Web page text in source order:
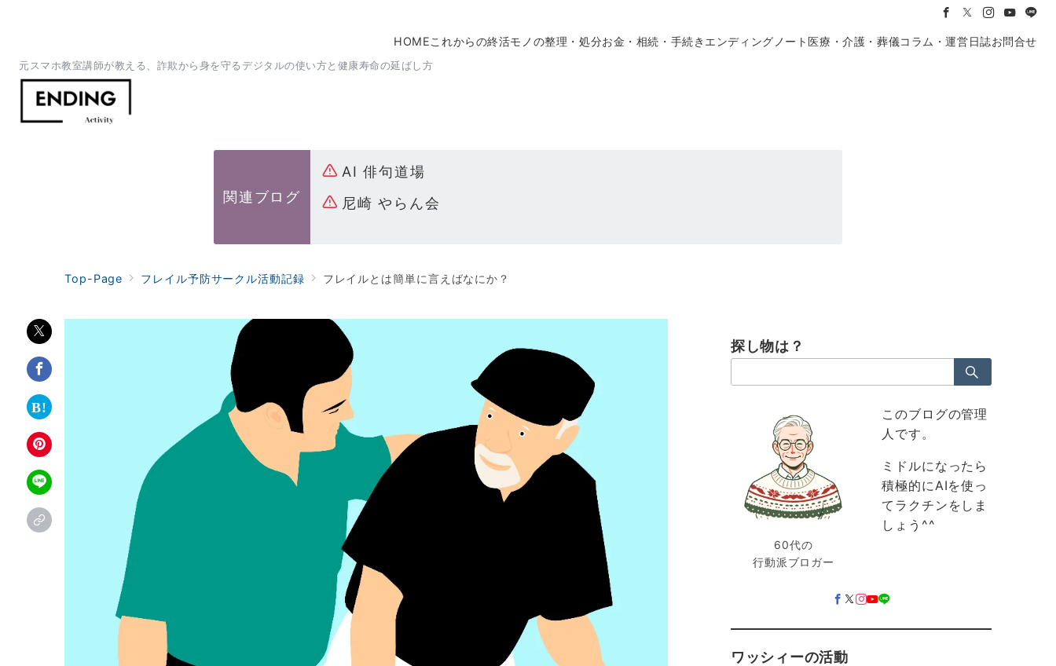
HOMEこれからの終活モノの整理・処分お金・相続・手続き エンディングノート 医療・介護・葬儀コラム・運営日誌お問合せ
元スマホ教室講師が教える、詐欺から身を守るデジタルの使い方と健康寿命の延ばし方
関連ブログ
AI 俳句道場
尼崎 やらん会
Top-Page フレイル予防サークル活動記録 フレイルとは簡単に言えばなにか？
探し物は？
索：
60代の
行動派ブロガー
このブログの管理
人です。
ミドルになったら
積極的にAIを使っ
てラクチンをしま
しょう^^
ワッシィーの活動